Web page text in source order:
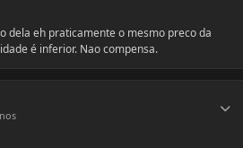
dela eh praticamente o mesmo preco da
é inferior. Nao compensa.